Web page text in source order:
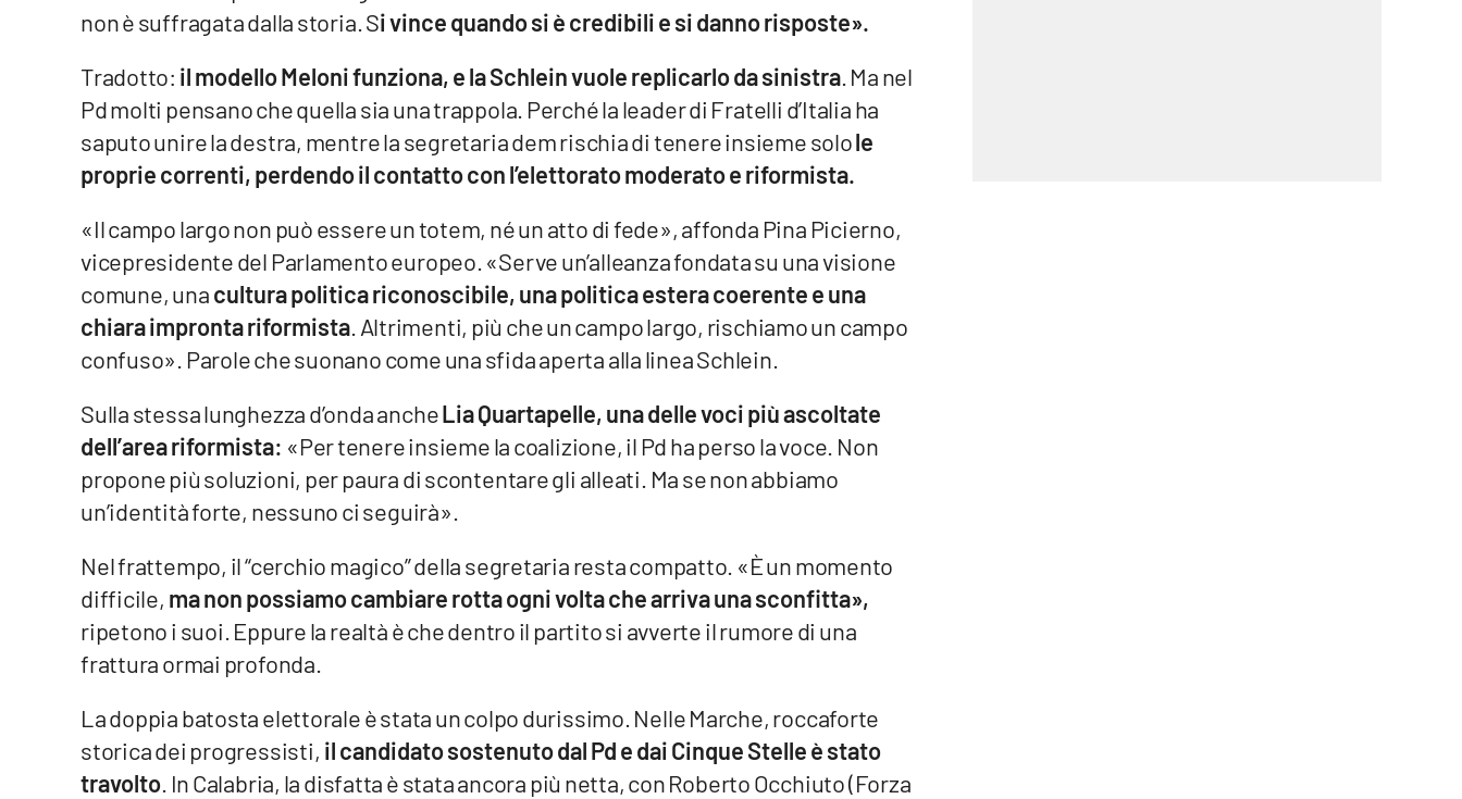
Lacapitalenews.it
Catanzarochannel.it
non è suffragata dalla storia. Si vince quando si è credibili e si danno risposte».
Tradotto: il modello Meloni funziona, e la Schlein vuole replicarlo da sinistra. Ma nel
Pd molti pensano che quella sia una trappola. Perché la leader di Fratelli d’Italia ha
saputo unire la destra, mentre la segretaria dem rischia di tenere insieme solole
proprie correnti, perdendo il contatto con l’elettorato moderato e riformista.
«Il campo largo non può essere un totem, né un atto di fede», affonda Pina Picierno,
vicepresidente del Parlamento europeo. «Serve un’alleanza fondata su una visione
comune, unacultura politica riconoscibile, una politica estera coerente e una
chiara impronta riformista . Altrimenti, più che un campo largo, rischiamo un campo
confuso». Parole che suonano come una sfida aperta alla linea Schlein.
Sulla stessa lunghezza d’onda ancheLia Quartapelle, una delle voci più ascoltate
dell’area riformista: «Per tenere insieme la coalizione, il Pd ha perso la voce. Non
propone più soluzioni, per paura di scontentare gli alleati. Ma se non abbiamo
un’identità forte, nessuno ci seguirà».
Nel frattempo, il “cerchio magico” della segretaria resta compatto. «È un momento
difficile, ma non possiamo cambiare rotta ogni volta che arriva una sconfitta»,
ripetono i suoi. Eppure la realtà è che dentro il partito si avverte il rumore di una
frattura ormai profonda.
La doppia batosta elettorale è stata un colpo durissimo. Nelle Marche, roccaforte
storica dei progressisti, il candidato sostenuto dal Pd e dai Cinque Stelle è stato
travolto . In Calabria, la disfatta è stata ancora più netta, con Roberto Occhiuto (Forza